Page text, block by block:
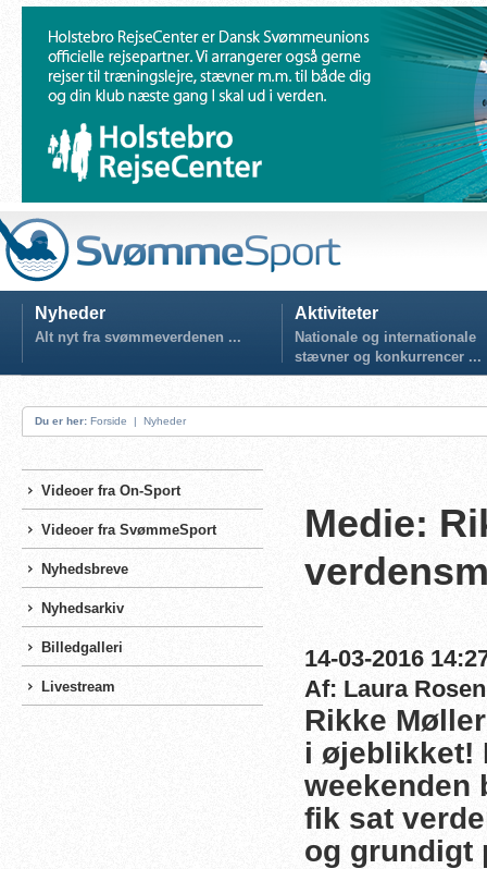
Nyheder
Alt nyt fra svømmeverdenen ...
Aktiviteter
Nationale og internationale
stævner og konkurrencer ...
Du er her: Forside | Nyheder
Videoer fra On-Sport
Videoer fra SvømmeSport
Nyhedsbreve
Nyhedsarkiv
Billedgalleri
Livestream
Medie:
14-03-2016
Af: Laura
Rikke
i øjeblikket!
weekenden
fik sat
og grundigt